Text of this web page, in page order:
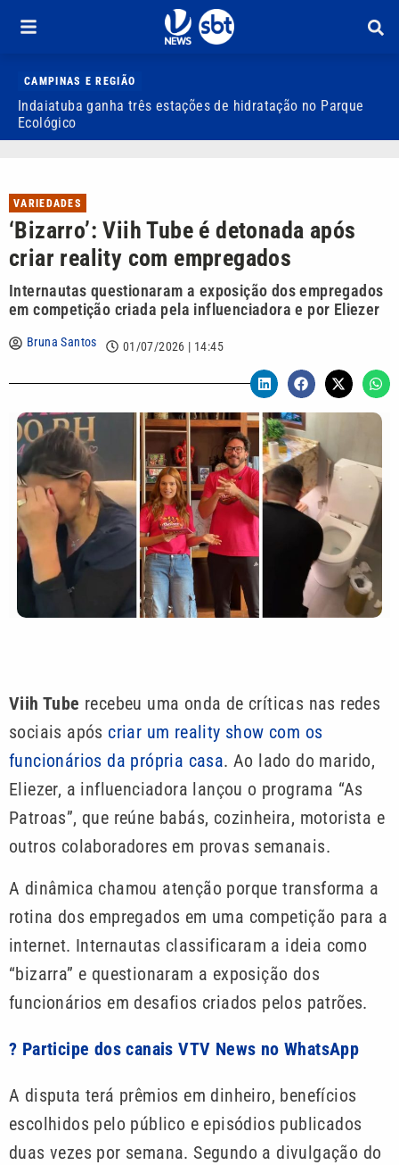
CAMPINAS E REGIÃO
Indaiatuba ganha três estações de hidratação no Parque
Ecológico
VARIEDADES
‘Bizarro’: Viih Tube é detonada após
criar reality com empregados
Internautas questionaram a exposição dos empregados
em competição criada pela influenciadora e por Eliezer
Bruna Santos 01/07/2026 | 14:45
Viih Tube recebeu uma onda de críticas nas redes
sociais após criar um reality show com os
funcionários da própria casa. Ao lado do marido,
Eliezer, a influenciadora lançou o programa “As
Patroas”, que reúne babás, cozinheira, motorista e
outros colaboradores em provas semanais.
A dinâmica chamou atenção porque transforma a
rotina dos empregados em uma competição para a
internet. Internautas classificaram a ideia como
“bizarra” e questionaram a exposição dos
funcionários em desafios criados pelos patrões.
? Participe dos canais VTV News no WhatsApp
A disputa terá prêmios em dinheiro, benefícios
escolhidos pelo público e episódios publicados
duas vezes por semana. Segundo a divulgação do